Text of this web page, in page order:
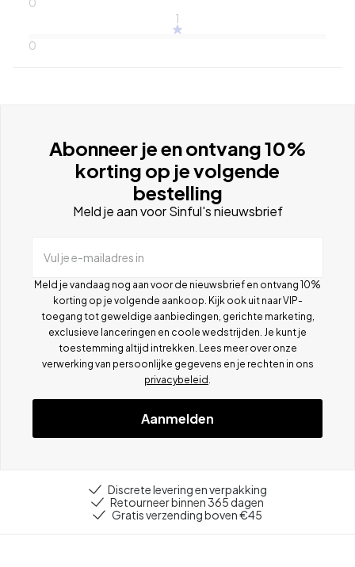
1
0
Abonneer je en ontvang 10%
korting op je volgende
bestelling
Meld je aan voor Sinful's nieuwsbrief
Vul je e-mailadres in
Meld je vandaag nog aan voor de nieuwsbrief en ontvang 10%
korting op je volgende aankoop. Kijk ook uit naar VIP-
toegang tot geweldige aanbiedingen, gerichte marketing,
exclusieve lanceringen en coole wedstrijden. Je kunt je
toestemming altijd intrekken. Lees meer over onze
verwerking van persoonlijke gegevens en je rechten in ons
privacybeleid
Aanmelden
Discrete levering en verpakking
Retourneer binnen 365 dagen
Gratis verzending boven €45